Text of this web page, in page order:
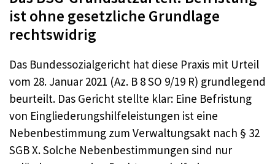
ist ohne gesetzliche Grundlage
rechtswidrig
Das Bundessozialgericht hat diese Praxis mit Urteil
vom 28. Januar 2021 (Az. B 8 SO 9/19 R) grundlegend
beurteilt. Das Gericht stellte klar: Eine Befristung
von Eingliederungshilfeleistungen ist eine
Nebenbestimmung zum Verwaltungsakt nach § 32
SGB X. Solche Nebenbestimmungen sind nur